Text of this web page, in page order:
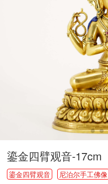
鎏金四臂观音-17cm
鎏金四臂观音 尼泊尔手工佛像